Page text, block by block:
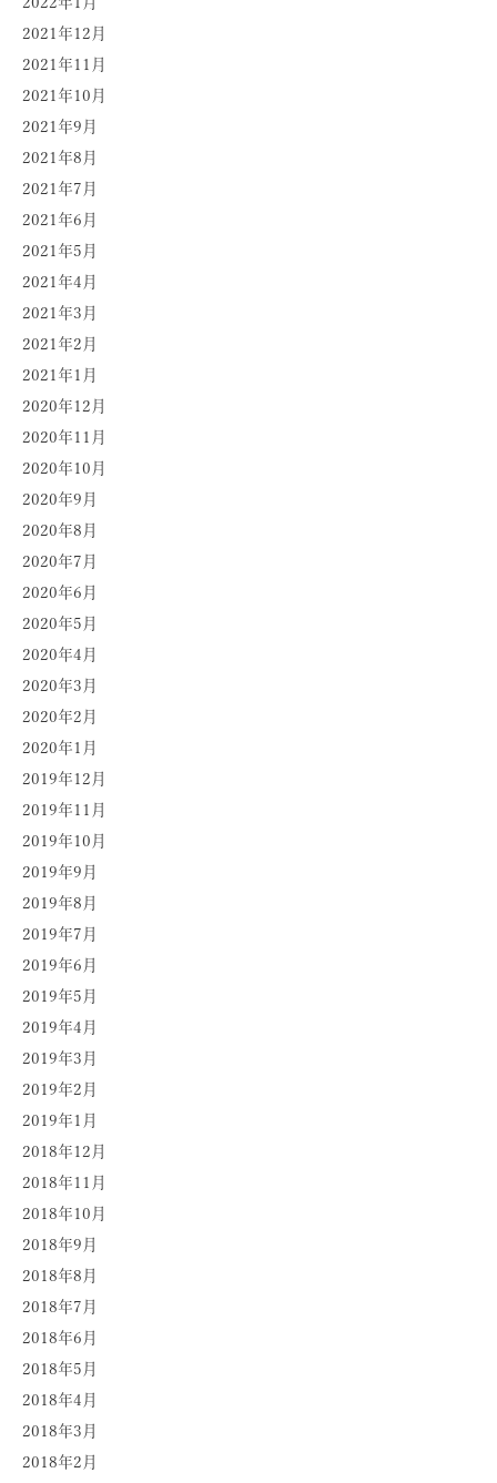
2021年12月
2021年11月
2021年10月
2021年9月
2021年8月
2021年7月
2021年6月
2021年5月
2021年4月
2021年3月
2021年2月
2021年1月
2020年12月
2020年11月
2020年10月
2020年9月
2020年8月
2020年7月
2020年6月
2020年5月
2020年4月
2020年3月
2020年2月
2020年1月
2019年12月
2019年11月
2019年10月
2019年9月
2019年8月
2019年7月
2019年6月
2019年5月
2019年4月
2019年3月
2019年2月
2019年1月
2018年12月
2018年11月
2018年10月
2018年9月
2018年8月
2018年7月
2018年6月
2018年5月
2018年4月
2018年3月
2018年2月